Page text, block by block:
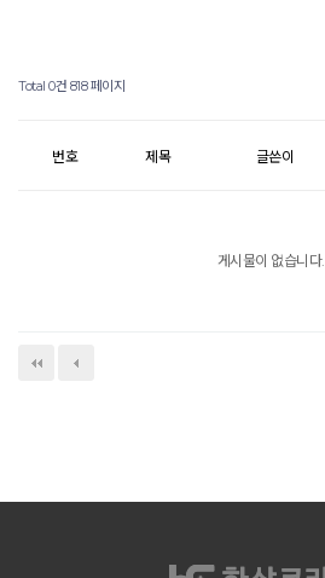
Total 0건 818 페이지
번호 제목 글쓴이
게시물이 없습니다.